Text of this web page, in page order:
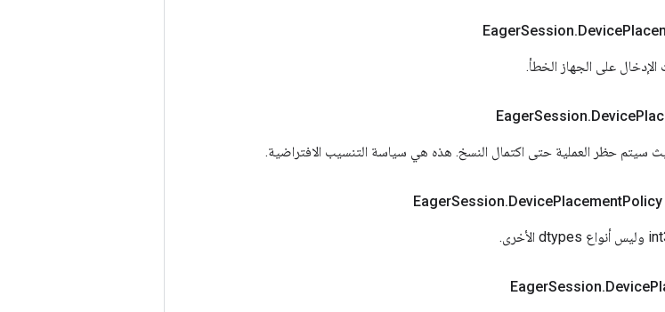
Session.Device
على الجهاز الخطأ.
Session.Device
سيتم حظر العملية حتى اكتمال النسخ. هذه هي سياسة التنسيب الافتراضية.
Session.DevicePlacementPolicy
Session.Device